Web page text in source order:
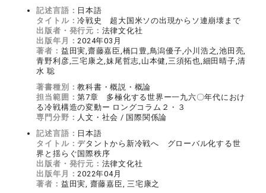
記述言語： 日本語
タイトル：冷戦史 超大国米ソの出現からソ連崩壊まで
出版者・発行元： 法律文化社
出版年月：2024年03月
著者： 益田実,齋藤嘉臣,橋口豊,鳥潟優子,小川浩之,池田亮,
青野利彦,三宅康之,妹尾哲志,山本健,三須拓也,細田晴子,清
水 聡
著書種別：教科書・概説・概論
担当範囲：第7章 多極化する世界ー一九六〇年代におけ
る冷戦構造の変動ー ロングコラム２・３
専門分野： 人文・社会 / 国際関係論
記述言語： 日本語
タイトル：デタントから新冷戦へ グローバル化する世
界と揺らぐ国際秩序
出版者・発行元： 法律文化社
出版年月：2022年04月
著者： 益田実, 齋藤嘉臣, 三宅康之